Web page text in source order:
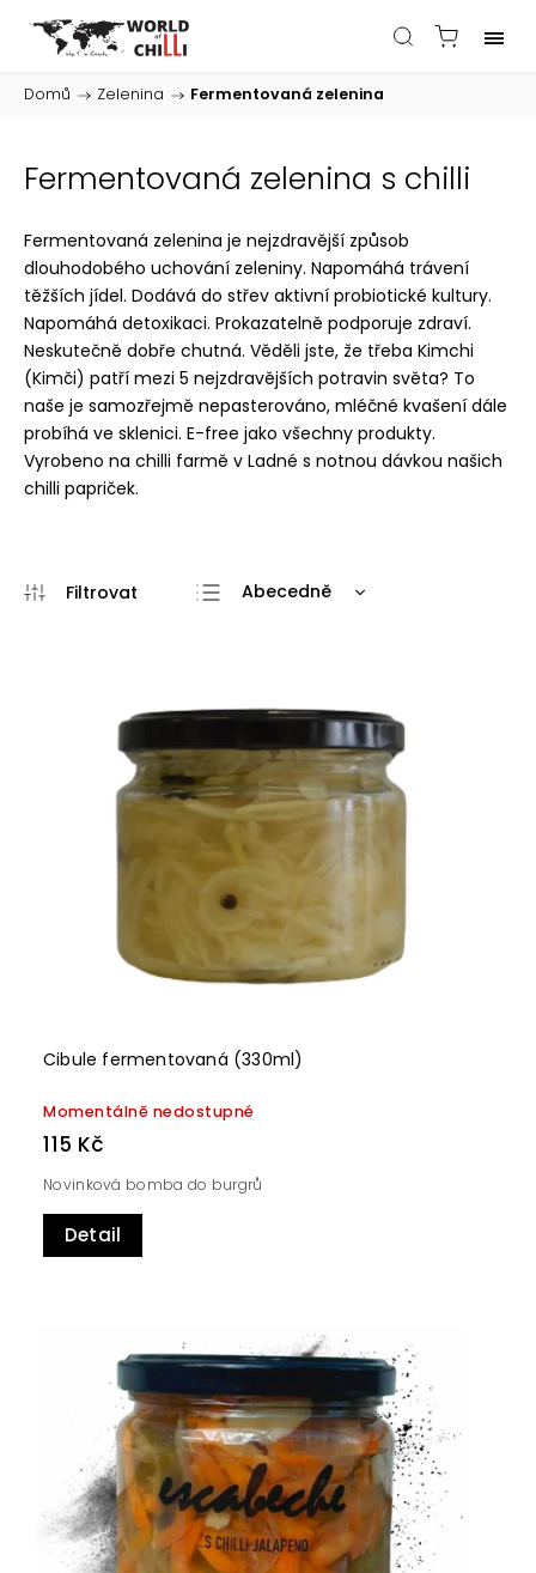
Domů / Zelenina / Fermentovaná zelenina
Fermentovaná zelenina s chilli
Fermentovaná zelenina je nejzdravější způsob
dlouhodobého uchování zeleniny. Napomáhá trávení
těžších jídel. Dodává do střev aktivní probiotické kultury.
Napomáhá detoxikaci. Prokazatelně podporuje zdraví.
Neskutečně dobře chutná. Věděli jste, že třeba Kimchi
(Kimči) patří mezi 5 nejzdravějších potravin světa? To
naše je samozřejmě nepasterováno, mléčné kvašení dále
probíhá ve sklenici. E-free jako všechny produkty.
Vyrobeno na chilli farmě v Ladné s notnou dávkou našich
chilli papriček.
Nejdražší
Nejprodávanější
Abecedně
Cibule fermentovaná (330ml)
Momentálně nedostupné
115 Kč
Detail
Novinková bomba do burgrů